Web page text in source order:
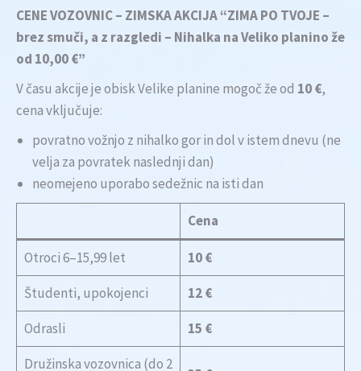
CENE VOZOVNIC – ZIMSKA AKCIJA “ZIMA PO TVOJE –
brez smuči, a z razgledi – Nihalka na Veliko planino že
od 10,00 €”
V času akcije je obisk Velike planine mogoč že od 10 €,
cena vključuje:
povratno vožnjo z nihalko gor in dol v istem dnevu (ne
velja za povratek naslednji dan)
neomejeno uporabo sedežnic na isti dan
Cena
Otroci 6–15,99 let
10 €
Študenti, upokojenci
12 €
Odrasli
15 €
Družinska vozovnica (do 2